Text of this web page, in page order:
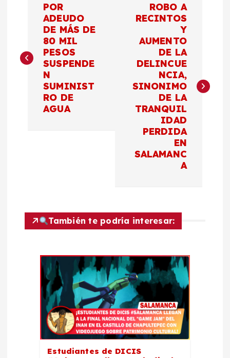
v
e
n
POR
ADEUDO
DE MÁS DE
80 MIL
PESOS
SUSPENDE
N
SUMINIST
RO DE
AGUA
ROBO A
RECINTOS
Y
AUMENTO
DE LA
DELINCUE
NCIA,
SINONIMO
DE LA
TRANQUIL
IDAD
PERDIDA
EN
SALAMANC
A
También te podría interesar:
Estudiantes de DICIS